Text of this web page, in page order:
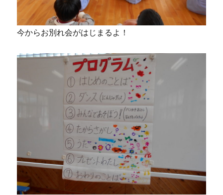
今からお別れ会がはじまるよ！